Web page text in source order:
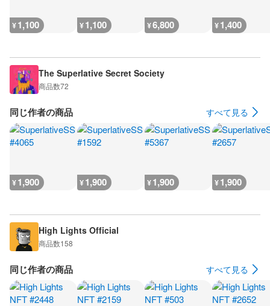
¥1,100 ¥1,100 ¥6,800 ¥1,400
The Superlative Secret Society
商品数72
同じ作者の商品 すべて見る
¥1,900 ¥1,900 ¥1,900 ¥1,900
High Lights Official
商品数158
同じ作者の商品 すべて見る